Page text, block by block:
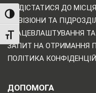
TOGGLE HIGH CONTRAST
TOGGLE FONT SIZE
ЯК ДІСТАТИСЯ ДО
ДИВІЗІОНИ ТА
ПРАЦЕВЛАШТУВАННЯ
ЗАПИТ НА ОТРИМАННЯ
ПОЛІТИКА
ДОПОМОГА